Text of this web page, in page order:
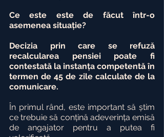
Ce este este de făcut într-o
asemenea situație?
Decizia prin care se refuză
recalcularea pensiei poate fi
contestată la instanța competentă în
termen de 45 de zile calculate de la
comunicare.
În primul rând, este important să știm
ce trebuie să conțină adeverința emisă
de angajator pentru a putea fi